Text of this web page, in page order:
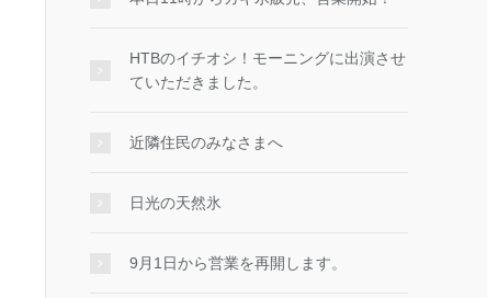
HTBのイチオシ！モーニングに出演させ
ていただきました。
近隣住民のみなさまへ
日光の天然氷
9月1日から営業を再開します。